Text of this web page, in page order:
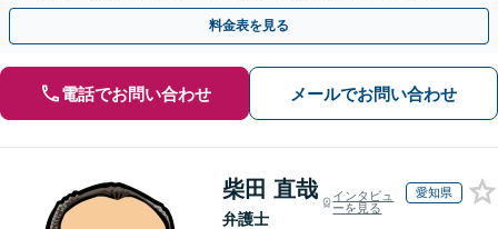
数。あなたの人生の再スタートを全力で後押しします。
料金表を見る
電話でお問い合わせ メールでお問い合わせ
柴田 直哉
弁護士
インタビュ
ーを見る
愛知県